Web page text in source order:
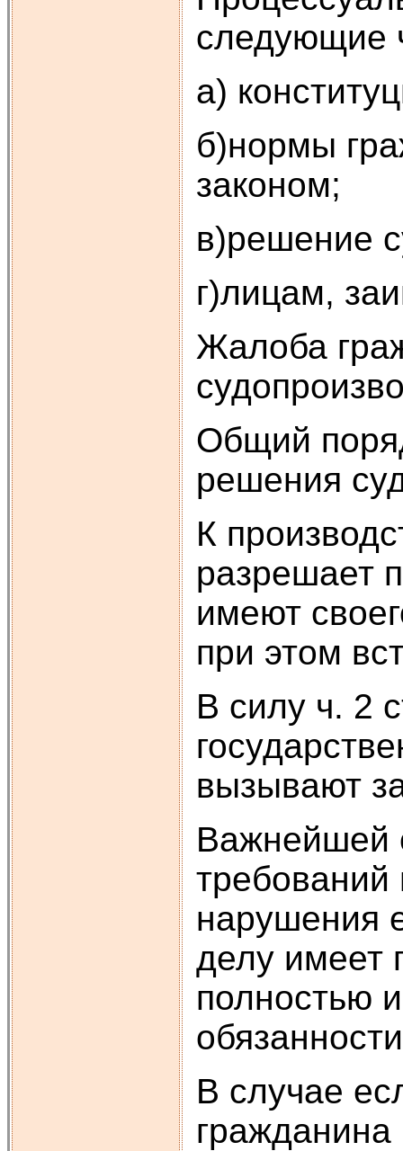
следующие
а)
б)нормы
законом;
в)решение
г)лицам,
Жалоба
Общий
решения
К
разрешает
имеют
при этом
В силу ч. 2
вызывают
Важнейшей
требований
нарушения
делу имеет
полностью
В случае